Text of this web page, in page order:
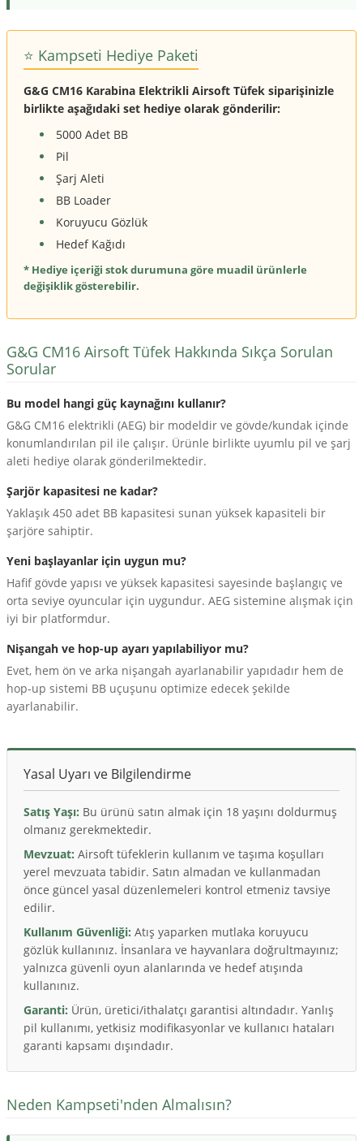
⭐️ Kampseti Hediye Paketi
G&G CM16 Karabina Elektrikli Airsoft Tüfek siparişinizle
birlikte aşağıdaki set hediye olarak gönderilir:
5000 Adet BB
Pil
Şarj Aleti
BB Loader
Koruyucu Gözlük
Hedef Kağıdı
* Hediye içeriği stok durumuna göre muadil ürünlerle
değişiklik gösterebilir.
G&G CM16 Airsoft Tüfek Hakkında Sıkça Sorulan
Sorular
Bu model hangi güç kaynağını kullanır?
G&G CM16 elektrikli (AEG) bir modeldir ve gövde/kundak içinde
konumlandırılan pil ile çalışır. Ürünle birlikte uyumlu pil ve şarj
aleti hediye olarak gönderilmektedir.
Şarjör kapasitesi ne kadar?
Yaklaşık 450 adet BB kapasitesi sunan yüksek kapasiteli bir
şarjöre sahiptir.
Yeni başlayanlar için uygun mu?
Hafif gövde yapısı ve yüksek kapasitesi sayesinde başlangıç ve
orta seviye oyuncular için uygundur. AEG sistemine alışmak için
iyi bir platformdur.
Nişangah ve hop-up ayarı yapılabiliyor mu?
Evet, hem ön ve arka nişangah ayarlanabilir yapıdadır hem de
hop-up sistemi BB uçuşunu optimize edecek şekilde
ayarlanabilir.
Yasal Uyarı ve Bilgilendirme
Satış Yaşı: Bu ürünü satın almak için 18 yaşını doldurmuş
olmanız gerekmektedir.
Mevzuat: Airsoft tüfeklerin kullanım ve taşıma koşulları
yerel mevzuata tabidir. Satın almadan ve kullanmadan
önce güncel yasal düzenlemeleri kontrol etmeniz tavsiye
edilir.
Kullanım Güvenliği: Atış yaparken mutlaka koruyucu
gözlük kullanınız. İnsanlara ve hayvanlara doğrultmayınız;
yalnızca güvenli oyun alanlarında ve hedef atışında
kullanınız.
Garanti: Ürün, üretici/ithalatçı garantisi altındadır. Yanlış
pil kullanımı, yetkisiz modifikasyonlar ve kullanıcı hataları
garanti kapsamı dışındadır.
Neden Kampseti'nden Almalısın?